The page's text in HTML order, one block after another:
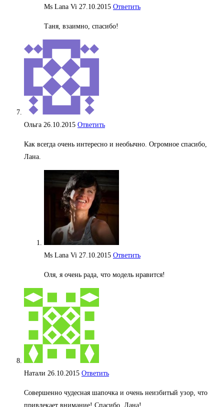
Ms Lana Vi 27.10.2015 Ответить
Таня, взаимно, спасибо!
Ольга 26.10.2015 Ответить
Как всегда очень интересно и необычно. Огромное cпасибо,
Лана.
Ms Lana Vi 27.10.2015 Ответить
Оля, я очень рада, что модель нравится!
Натали 26.10.2015 Ответить
Совершенно чудесная шапочка и очень неизбитый узор, что
привлекает внимание! Спасибо, Лана!